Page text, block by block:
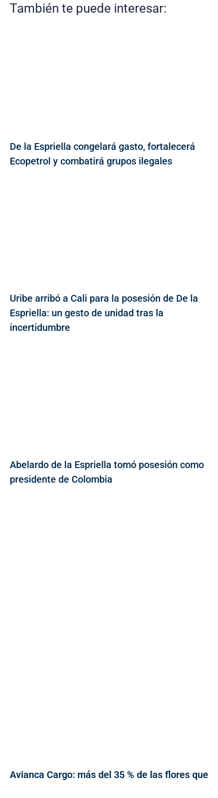
También te puede interesar:
De la Espriella congelará gasto, fortalecerá
Ecopetrol y combatirá grupos ilegales
Uribe arribó a Cali para la posesión de De la
Espriella: un gesto de unidad tras la
incertidumbre
Abelardo de la Espriella tomó posesión como
presidente de Colombia
Avianca Cargo: más del 35 % de las flores que